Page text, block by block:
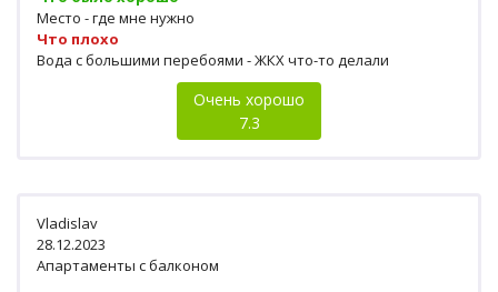
Место - где мне нужно
Что плохо
Вода с большими перебоями - ЖКХ что-то делали
Очень хорошо
7.3
Vladislav
28.12.2023
Апартаменты с балконом